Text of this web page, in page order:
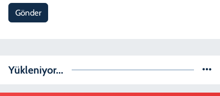
Gönder
Yükleniyor...